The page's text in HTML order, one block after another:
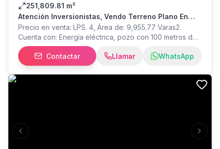
251,809.81 m²
Atención Inversionistas, Vendo Terreno Plano En
Valle De Amarateca
Precio en venta: LPS. 4, Área de: 9,955.77 Varas2.
Cuenta con: Energía eléctrica, pozo con 100 metros de
profundidad, topografía completamente plana y pegues
para agua potable (se habla con el comité de la
comunidad) -Ubicado a 2 kilómetros de la calle
principal, ideal para tabacaleras, industrias, siembra,
Contactar Llamar WhatsApp
Previous slide Next